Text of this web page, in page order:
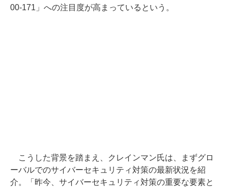
00-171」への注目度が高まっているという。
こうした背景を踏まえ、クレインマン氏は、まずグロ
ーバルでのサイバーセキュリティ対策の最新状況を紹
介。「昨今、サイバーセキュリティ対策の重要な要素と